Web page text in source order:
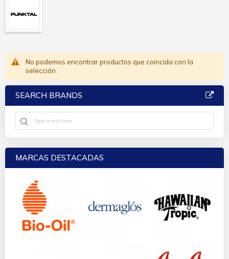
No podemos encontrar productos que coincida con la
selección.
SEARCH BRANDS
MARCAS DESTACADAS